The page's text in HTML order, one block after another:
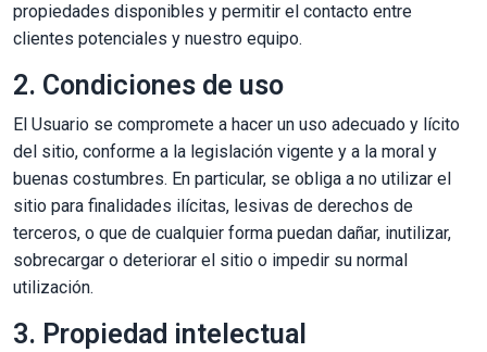
propiedades disponibles y permitir el contacto entre
clientes potenciales y nuestro equipo.
2. Condiciones de uso
El Usuario se compromete a hacer un uso adecuado y lícito
del sitio, conforme a la legislación vigente y a la moral y
buenas costumbres. En particular, se obliga a no utilizar el
sitio para finalidades ilícitas, lesivas de derechos de
terceros, o que de cualquier forma puedan dañar, inutilizar,
sobrecargar o deteriorar el sitio o impedir su normal
utilización.
3. Propiedad intelectual